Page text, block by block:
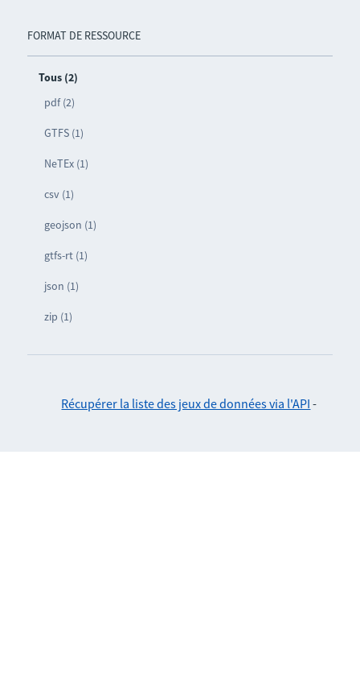
FORMAT DE RESSOURCE
Tous (2)
pdf (2)
GTFS (1)
NeTEx (1)
csv (1)
geojson (1)
gtfs-rt (1)
json (1)
zip (1)
Récupérer la liste des jeux de données via l'API -